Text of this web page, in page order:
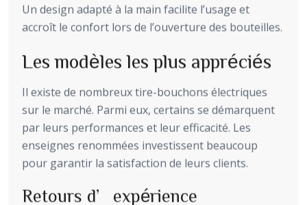
Un design adapté à la main facilite l’usage et
accroît le confort lors de l’ouverture des bouteilles.
Les modèles les plus appréciés
Il existe de nombreux tire-bouchons électriques
sur le marché. Parmi eux, certains se démarquent
par leurs performances et leur efficacité. Les
enseignes renommées investissent beaucoup
pour garantir la satisfaction de leurs clients.
Retours d’expérience